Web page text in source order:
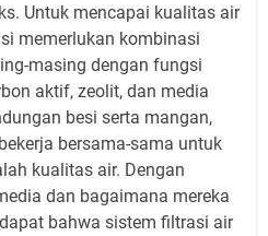
Untuk mencapai kualitas air
memerlukan kombinasi
masing dengan fungsi
aktif, zeolit, dan media
besi serta mangan,
bersama-sama untuk
kualitas air. Dengan
dan bagaimana mereka
bahwa sistem filtrasi air